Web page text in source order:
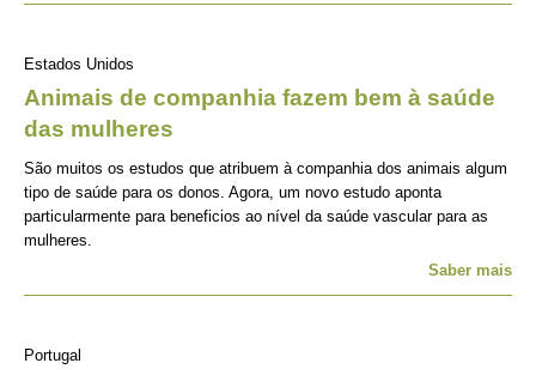
Estados Unidos
Animais de companhia fazem bem à saúde
das mulheres
São muitos os estudos que atribuem à companhia dos animais algum
tipo de saúde para os donos. Agora, um novo estudo aponta
particularmente para beneficios ao nível da saúde vascular para as
mulheres.
Saber mais
Portugal